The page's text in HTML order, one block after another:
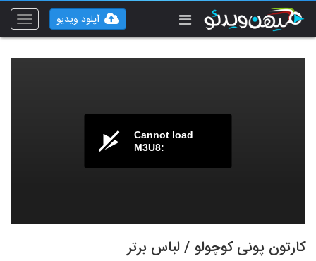
Toggle
آپلود ویدیو
Cannot load
M3U8:
کارتون پونی کوچولو / لباس برتر